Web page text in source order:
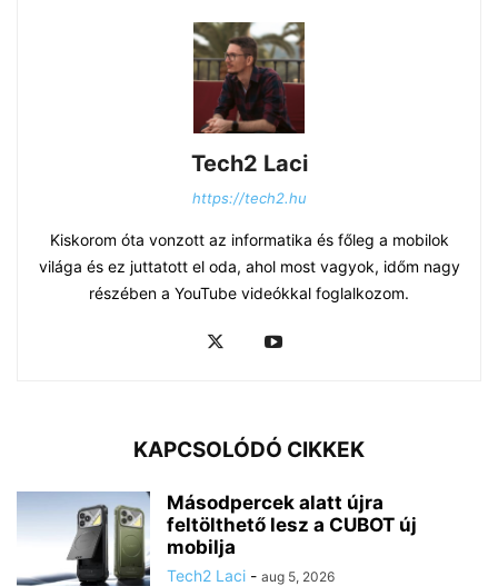
Tech2 Laci
https://tech2.hu
Kiskorom óta vonzott az informatika és főleg a mobilok
világa és ez juttatott el oda, ahol most vagyok, időm nagy
részében a YouTube videókkal foglalkozom.
KAPCSOLÓDÓ CIKKEK
Másodpercek alatt újra
feltölthető lesz a CUBOT új
mobilja
Tech2 Laci - aug 5, 2026